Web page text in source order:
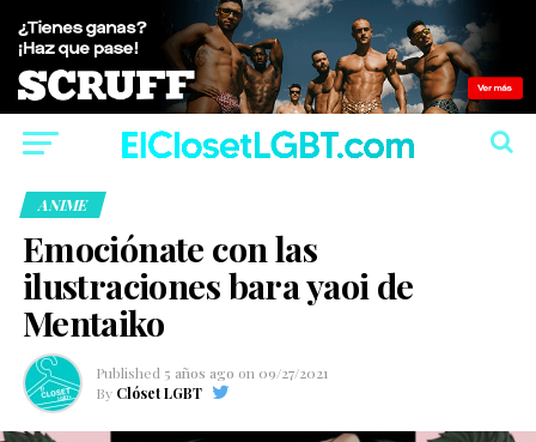
ANIME
Emociónate con las
ilustraciones bara yaoi de
Mentaiko
Published 5 años ago on 09/27/2021
By Clóset LGBT